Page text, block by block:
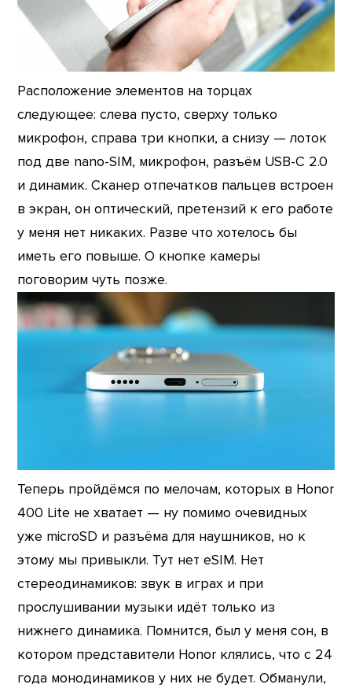
Расположение элементов на торцах
следующее: слева пусто, сверху только
микрофон, справа три кнопки, а снизу — лоток
под две nano-SIM, микрофон, разъём USB-C 2.0
и динамик. Сканер отпечатков пальцев встроен
в экран, он оптический, претензий к его работе
у меня нет никаких. Разве что хотелось бы
иметь его повыше. О кнопке камеры
поговорим чуть позже.
Теперь пройдёмся по мелочам, которых в Honor
400 Lite не хватает — ну помимо очевидных
уже microSD и разъёма для наушников, но к
этому мы привыкли. Тут нет eSIM. Нет
стереодинамиков: звук в играх и при
прослушивании музыки идёт только из
нижнего динамика. Помнится, был у меня сон, в
котором представители Honor клялись, что с 24
года монодинамиков у них не будет. Обманули,